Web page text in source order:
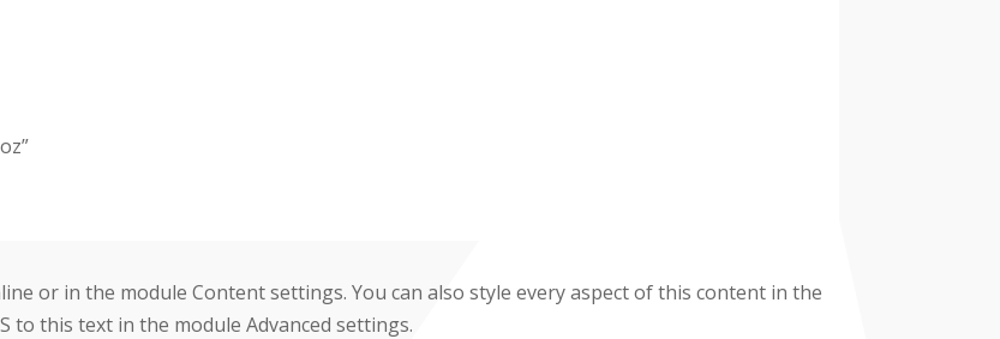
or in the module Content settings. You can also style every aspect of this content in the
to this text in the module Advanced settings.